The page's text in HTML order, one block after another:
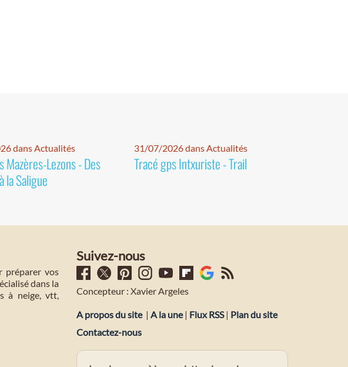
dans Actualités
Mazères-Lezons - Des
la Saligue
31/07/2026 dans Actualités
Tracé gps Intxuriste - Trail
préparer vos
dans la
à neige, vtt,
Suivez-nous
Concepteur : Xavier Argeles
A propos du site | A la une| Flux RSS| Plan du site
Contactez-nous